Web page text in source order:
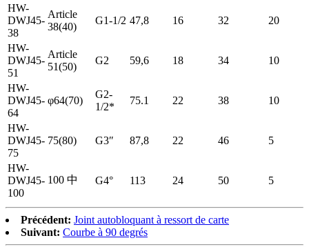
HW-
DWJ45-
38
Article
38(40)
G1-1/2 47,8 16 32 20
HW-
DWJ45-
51
Article
51(50)
G2 59,6 18 34 10
HW-
DWJ45-
64
φ64(70)
G2-
1/2*
75.1 22 38 10
HW-
DWJ45-
75
75(80) G3″ 87,8 22 46 5
HW-
DWJ45-
100
100 中 G4° 113 24 50 5
Précédent: Joint autobloquant à ressort de carte
Suivant: Courbe à 90 degrés